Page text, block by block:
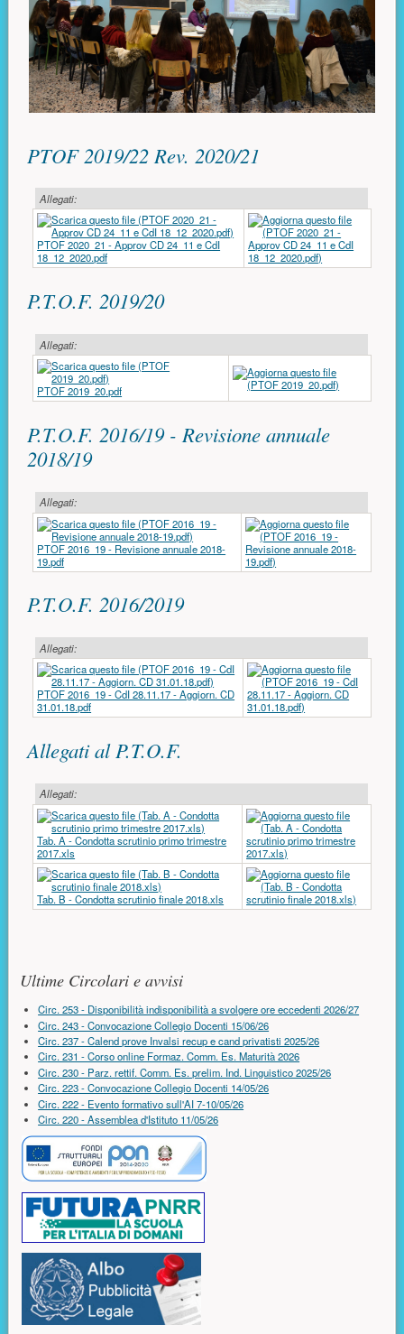
PTOF 2019/22 Rev. 2020/21
Allegati:
PTOF 2020_21 - Approv CD 24_11 e CdI
18_12_2020.pdf
P.T.O.F. 2019/20
Allegati:
PTOF 2019_20.pdf
P.T.O.F. 2016/19 - Revisione annuale
2018/19
Allegati:
PTOF 2016_19 - Revisione annuale 2018-
19.pdf
P.T.O.F. 2016/2019
Allegati:
PTOF 2016_19 - CdI 28.11.17 - Aggiorn. CD
31.01.18.pdf
Allegati al P.T.O.F.
Allegati:
Tab. A - Condotta scrutinio primo trimestre
2017.xls
Tab. B - Condotta scrutinio finale 2018.xls
Ultime Circolari e avvisi
Circ. 253 - Disponibilità indisponibilità a svolgere ore eccedenti 2026/27
Circ. 243 - Convocazione Collegio Docenti 15/06/26
Circ. 237 - Calend prove Invalsi recup e cand privatisti 2025/26
Circ. 231 - Corso online Formaz. Comm. Es. Maturità 2026
Circ. 230 - Parz. rettif. Comm. Es. prelim. Ind. Linguistico 2025/26
Circ. 223 - Convocazione Collegio Docenti 14/05/26
Circ. 222 - Evento formativo sull'AI 7-10/05/26
Circ. 220 - Assemblea d'Istituto 11/05/26